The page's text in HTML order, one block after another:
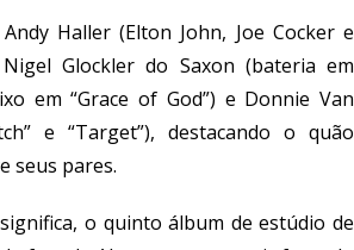
Haller (Elton John, Joe Cocker e
Glockler do Saxon (bateria em
em “Grace of God”) e Donnie Van
e “Target”), destacando o quão
seus pares.
o quinto álbum de estúdio de